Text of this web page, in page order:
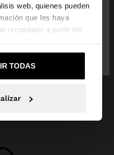
web, quienes pueden
que les haya
recopilado a partir del
TODAS